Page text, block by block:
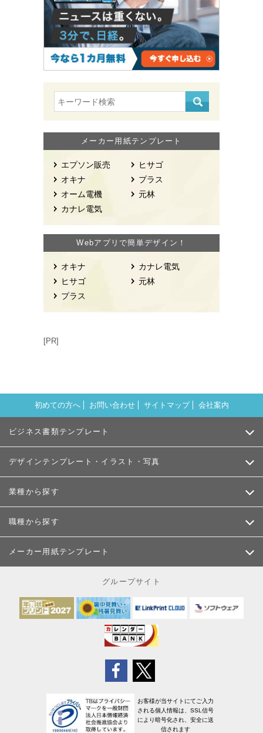
メーカー用紙テンプレート
エプソン販売
オキナ
オーム電機
カナレ電気
ヒサゴ
プラス
元林
Webアプリで簡単デザイン！
オキナ
ヒサゴ
プラス
カナレ電気
元林
[PR]
初めての方へ お問い合わせ サイトマップ 会社案内
ビジネス書類テンプレート
デザインテンプレート・イラスト・写真
業種から探す
職種から探す
メーカー用紙テンプレート
グループサイト
お客様が当サイトにてご入力
される個人情報は、SSL信号
により暗号化され、安全に送
信されます